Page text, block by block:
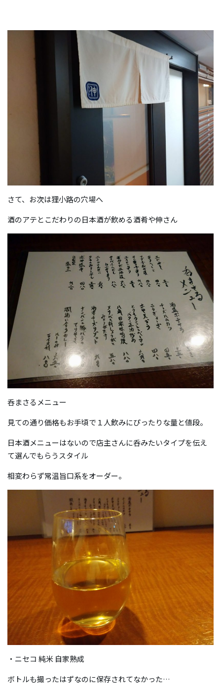
さて、お次は狸小路の穴場へ
酒のアテとこだわりの日本酒が飲める酒肴や伸さん
呑まさるメニュー
見ての通り価格もお手頃で１人飲みにぴったりな量と値段。
日本酒メニューはないので店主さんに呑みたいタイプを伝え
て選んでもらうスタイル
相変わらず常温旨口系をオーダー。
・ニセコ 純米 自家熟成
ボトルも撮ったはずなのに保存されてなかった…